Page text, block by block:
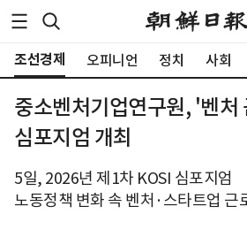
조선경제 오피니언 정치 사회
중소벤처기업연구원, '벤처
심포지엄 개최
5일, 2026년 제1차 KOSI 심포지엄
노동정책 변화 속 벤처·스타트업 근